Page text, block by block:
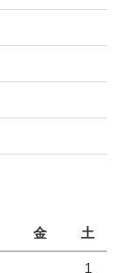
金 土
1